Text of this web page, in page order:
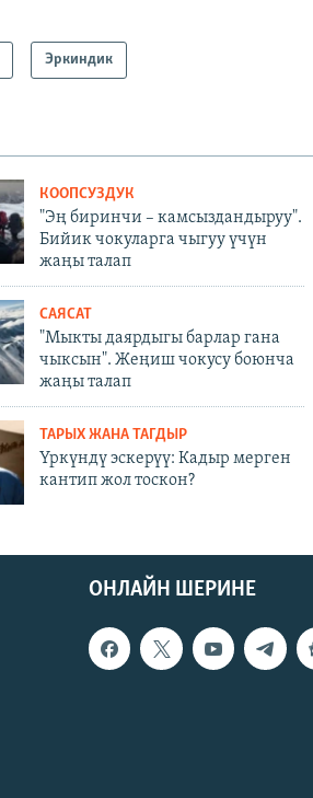
Эркиндик
КООПСУЗДУК
"Эң биринчи – камсыздандыруу".
Бийик чокуларга чыгуу үчүн
жаңы талап
САЯСАТ
"Мыкты даярдыгы барлар гана
чыксын". Жеңиш чокусу боюнча
жаңы талап
ТАРЫХ ЖАНА ТАГДЫР
Үркүндү эскерүү: Кадыр мерген
кантип жол тоскон?
ОНЛАЙН ШЕРИНЕ